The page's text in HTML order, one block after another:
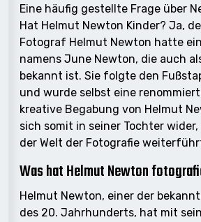
Eine häufig gestellte Frage über
Hat Helmut Newton Kinder? Ja,
Fotograf Helmut Newton hatte
namens June Newton, die auch
bekannt ist. Sie folgte den
und wurde selbst eine
kreative Begabung von Helmut
sich somit in seiner Tochter wider,
der Welt der Fotografie
Was hat Helmut Newton
Helmut Newton, einer der
des 20. Jahrhunderts, hat mit